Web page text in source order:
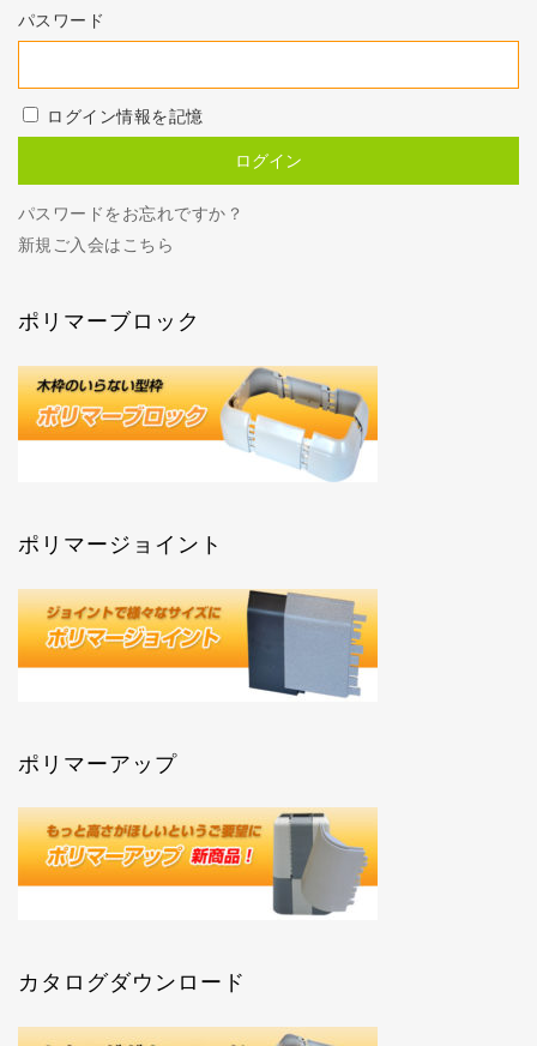
パスワード
ログイン情報を記憶
パスワードをお忘れですか？
新規ご入会はこちら
ポリマーブロック
ポリマージョイント
ポリマーアップ
カタログダウンロード